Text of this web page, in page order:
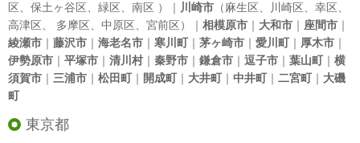
区
保土ヶ谷区 緑区 南区 ）｜ 川崎市 （麻生区 川崎区 幸区
高津区
多摩区 中原区 宮前区）｜ 相模原市 ｜ 大和市 ｜ 座間市 ｜
綾瀬市 ｜ 藤沢市 ｜ 海老名市 ｜ 寒川町｜ 茅ヶ崎市 ｜ 愛川町｜ 厚木市 ｜
伊勢原市 ｜ 平塚市 ｜ 清川村｜ 秦野市 ｜ 鎌倉市 ｜ 逗子市 ｜ 葉山町｜ 横
須賀市 ｜ 三浦市 ｜ 松田町｜ 開成町｜ 大井町｜ 中井町｜ 二宮町｜ 大磯
町
東京都